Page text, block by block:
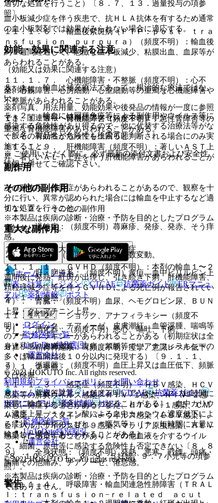
適切な処置を行うこと）〔８．７、１３．過量投与の項参
照〕。
１１．１．６． 輸血後紫斑病（ＰＴＰ：ｐｏｓｔ ｔｒａ
ｎｓｆｕｓｉｏｎ ｐｕｒｐｕｒａ）（頻度不明）：輸血後
約１週間経過して、急激な血小板減少、粘膜出血、血尿等が
あらわれることがある。
１１．１．７． 心機能障害・不整脈（頻度不明）：心不
全、心筋障害、心房細動・心室細動等の重篤な心機能障害や
不整脈があらわれることがある。
１１．１．８． 腎機能障害（頻度不明）：急性腎障害等の
重篤な腎機能障害があらわれることがある。
１１．１．９． 肝機能障害（頻度不明）：著しいＡＳＴ上
昇、著しいＡＬＴ上昇を伴う肝機能障害があらわれることが
ある。
その他の副作用
１１．２． その他の副作用
１）． 過敏症：（頻度不明）蕁麻疹、発疹、発赤、そう痒
感。
２）． 血液：（頻度不明）白血球数変動。
３）． 肝・胆道系：（頻度不明）黄疸、血中ビリルビン上
昇。
４）． 腎臓：（頻度不明）血尿、ヘモグロビン尿、ＢＵＮ
上昇・クレアチニン上昇。
５）． 消化器：（頻度不明）悪心、嘔吐、下痢。
６）． 精神神経系：（頻度不明）痙攣、意識レベル低下。
７）． 循環器：（頻度不明）血圧上昇又は血圧低下、頻脈
又は徐脈。
８）． 電解質異常：（頻度不明）アシドーシス［短時間に
大量に輸血した場合にあらわれることがある］、血中カリウ
ム濃度上昇、＊クエン酸による血中カルシウム濃度低下によ
る症状（＊手指のしびれ、＊嘔気等）［＊：短時間に大量に
輸血した場合にあらわれることがある］。
９）． 全身状態：（頻度不明）発熱、悪寒、戦慄、頭痛・
胸痛その他痛み、チアノーゼ、倦怠感。
警告
血小板減少症を伴う疾患で、抗ＨＬＡ抗体を有するため通常
の血小板製剤では効果がみられない場合に適応する。
効能・効果に関連する注意
（効能又は効果に関連する注意）
５．１． 輸血は補充療法であって、根治的な療法ではな
い。
５．２． 輸血には同種免疫等による副作用やウイルス等に
感染する危険性があり得るので、他に代替する治療法等がな
く、その有効性が危険性を上回ると判断される場合にのみ実
施すること。
副作用
次の副作用・感染症があらわれることがあるので、観察を十
分に行い、異常が認められた場合には輸血を中止するなど適
切な処置を行うこと。
重大な副作用
１１．１． 重大な副作用及び感染症
１１．１．１． ＧＶＨＤ（頻度不明）：本剤の輸血１〜２
週間後に発熱、紅斑が出現し、引き続き下痢、肝機能障害、
顆粒球減少症等を伴うＧＶＨＤによる死亡例が報告されてい
る〔１．１参照〕。
１１．１．２． ショック、アナフィラキシー（頻度不
明）：ショック、チアノーゼ、皮膚潮紅、血管浮腫、喘鳴等
のアナフィラキシーがあらわれることがある（初期症状は全
身違和感、皮膚潮紅、腹痛、頻脈等で、アナフィラキシーの
多くは輸血開始後１０分以内に発現する）〔９．１．１、
９．１．２参照〕。
１１．１．３． 感染症（頻度不明）：ＨＢＶ感染、ＨＣＶ
感染等の肝炎ウイルス感染、ＨＩＶ−１感染、ＨＩＶ−２感
染し、発症することがある。また、ＨＴＬＶ−１感染、ＣＭ
Ｖ感染、エプスタイン・バーウイルス感染（ＥＢＶ感染）、
ヒトパルボウイルスＢ１９感染、マラリア原虫感染、ＨＥＶ
感染等に感染することがあり、その他血液を介するウイル
ス、細菌、原虫等に感染する危険性も否定できない〔８．８
−８．１０、９．１．３、９．５妊婦、９．７小児等の項参
照〕。
１１．１．４． 呼吸障害・輸血関連急性肺障害（ＴＲＡＬ
Ｉ：ｔｒａｎｓｆｕｓｉｏｎ−ｒｅｌａｔｅｄ ａｃｕｔ
薬剤情報
薬剤写真、用法用量、効能効果や後発品の情報が一度に参照
でき、関連情報へ簡単にアクセスができます。
一般名、製品名どちらでも検索可能！
※ ご使用いただく際に、必ず最新の添付文書および安全性
情報も併せてご確認下さい。
※本製品は疾病の診断・治療・予防を目的としたプログラム
ではありません。
ホーム
ノート
表・計算
レジメン CTCAE 抗菌薬ガイド
ERマニュ
アル
薬剤情報 ポスト
新規登録
ログイン
監修医師一覧
UpToDate特別割引
運営会社
© 2021 HOKUTO Inc. All rights reserved.
利用規約プライバシーポリシーお問い合わせ
ホーム
表・計算 レジメン CTCAE
抗菌薬ガイド
ERマニュアル
薬剤情報 ポスト
監修医師一覧
UpToDate特別割引
運営会社
© 2021 HOKUTO Inc. All rights reserved.
※本製品は疾病の診断・治療・予防を目的としたプログラム
ではありません。